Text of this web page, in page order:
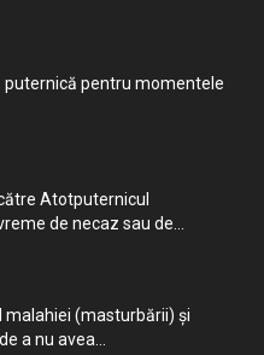
puternică pentru momentele
Atotputernicul
de necaz sau de...
malahiei (masturbării) şi
a nu avea...